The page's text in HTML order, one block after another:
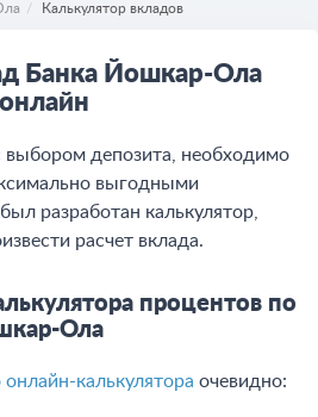
Калькулятор вкладов
Банка Йошкар-Ола
депозита, необходимо
выгодными
разработан калькулятор,
расчет вклада.
процентов по
Ола
онлайн-калькулятора очевидно: